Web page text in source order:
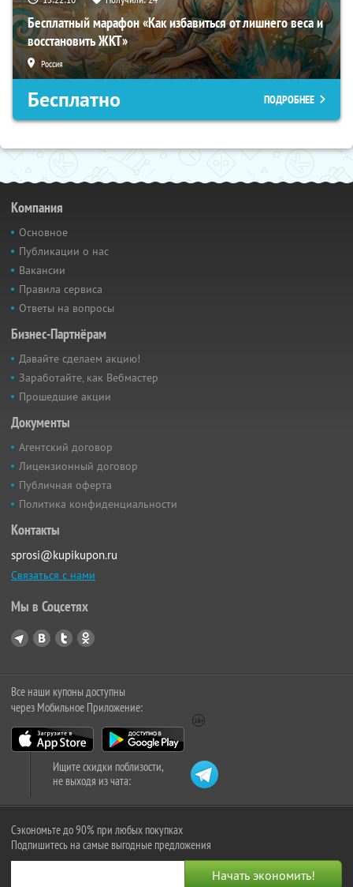
Бесплатный марафон «Как избавиться от лишнего веса и
восстановить ЖКТ»
Россия
Бесплатно ПОДРОБНЕЕ
Компания
Основное
Публикации о нас
Вакансии
Правила сервиса
Ответы на вопросы
Бизнес-Партнёрам
Давайте сделаем акцию!
Заработайте, как Вебмастер
Прошедшие акции
Документы
Агентский договор
Лицензионный договор
Публичная оферта
Политика конфиденциальности
Контакты
sprosi@kupikupon.ru
Связаться с нами
Мы в Соцсетях
Все наши купоны доступны
через Мобильное Приложение:
Ищите скидки поблизости,
не выходя из чата:
Сэкономьте до 90% при любых покупках
Подпишитесь на самые выгодные предложения